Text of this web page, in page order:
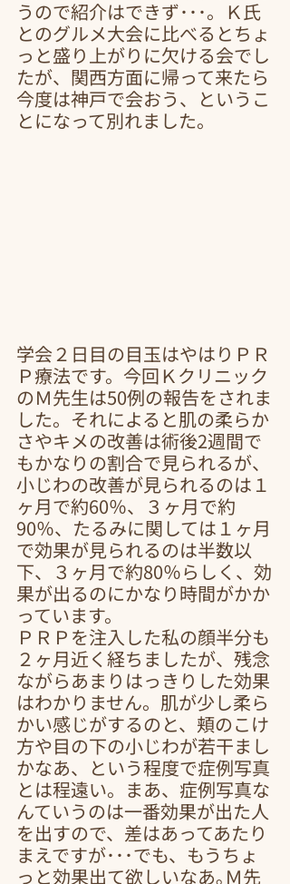
うので紹介はできず･･･。Ｋ氏
とのグルメ大会に比べるとちょ
っと盛り上がりに欠ける会でし
たが、関西方面に帰って来たら
今度は神戸で会おう、というこ
とになって別れました。
学会２日目の目玉はやはりＰＲ
Ｐ療法です。今回Ｋクリニック
のＭ先生は50例の報告をされま
した。それによると肌の柔らか
さやキメの改善は術後2週間で
もかなりの割合で見られるが、
小じわの改善が見られるのは１
ヶ月で約60％、３ヶ月で約
90％、たるみに関しては１ヶ月
で効果が見られるのは半数以
下、３ヶ月で約80％らしく、効
果が出るのにかなり時間がかか
っています。
ＰＲＰを注入した私の顔半分も
２ヶ月近く経ちましたが、残念
ながらあまりはっきりした効果
はわかりません。肌が少し柔ら
かい感じがするのと、頬のこけ
方や目の下の小じわが若干まし
かなあ、という程度で症例写真
とは程遠い。まあ、症例写真な
んていうのは一番効果が出た人
を出すので、差はあってあたり
まえですが･･･でも、もうちょ
っと効果出て欲しいなあ｡Ｍ先